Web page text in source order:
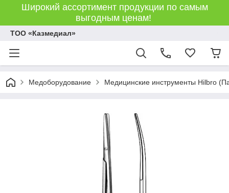
Широкий ассортимент продукции по самым
выгодным ценам!
ТОО «Казмедиал»
Медоборудование Медицинские инструменты Hilbro